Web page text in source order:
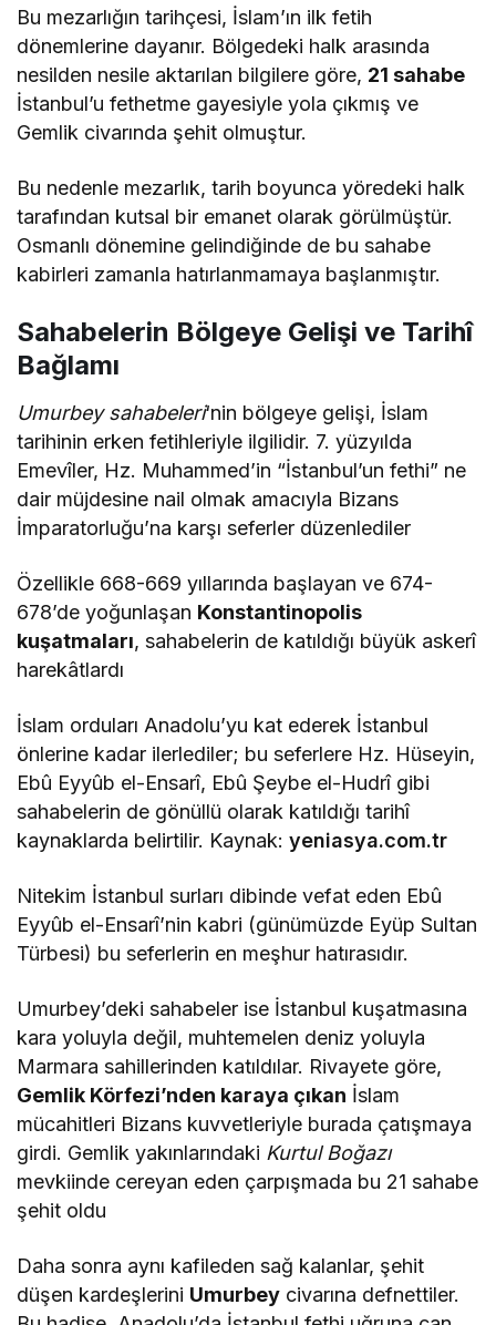
Bu mezarlığın tarihçesi, İslam’ın ilk fetih
dönemlerine dayanır. Bölgedeki halk arasında
nesilden nesile aktarılan bilgilere göre, 21 sahabe
İstanbul’u fethetme gayesiyle yola çıkmış ve
Gemlik civarında şehit olmuştur​.​
Bu nedenle mezarlık, tarih boyunca yöredeki halk
tarafından kutsal bir emanet olarak görülmüştür.
Osmanlı dönemine gelindiğinde de bu sahabe
kabirleri zamanla hatırlanmamaya başlanmıştır.
Sahabelerin Bölgeye Gelişi ve Tarihî
Bağlamı
Umurbey sahabeleri‘nin bölgeye gelişi, İslam
tarihinin erken fetihleriyle ilgilidir. 7. yüzyılda
Emevîler, Hz. Muhammed’in “İstanbul’un fethi” ne
dair müjdesine nail olmak amacıyla Bizans
İmparatorluğu’na karşı seferler düzenlediler​
Özellikle 668-669 yıllarında başlayan ve 674-
678’de yoğunlaşan Konstantinopolis
kuşatmaları, sahabelerin de katıldığı büyük askerî
harekâtlardı​​
İslam orduları Anadolu’yu kat ederek İstanbul
önlerine kadar ilerlediler; bu seferlere Hz. Hüseyin,
Ebû Eyyûb el-Ensarî, Ebû Şeybe el-Hudrî gibi
sahabelerin de gönüllü olarak katıldığı tarihî
kaynaklarda belirtilir​. Kaynak:yeniasya.com.tr
Nitekim İstanbul surları dibinde vefat eden Ebû
Eyyûb el-Ensarî’nin kabri (günümüzde Eyüp Sultan
Türbesi) bu seferlerin en meşhur hatırasıdır.
Umurbey’deki sahabeler ise İstanbul kuşatmasına
kara yoluyla değil, muhtemelen deniz yoluyla
Marmara sahillerinden katıldılar. Rivayete göre,
Gemlik Körfezi’nden karaya çıkan İslam
mücahitleri Bizans kuvvetleriyle burada çatışmaya
girdi. Gemlik yakınlarındaki Kurtul Boğazı
mevkiinde cereyan eden çarpışmada bu 21 sahabe
şehit oldu​
Daha sonra aynı kafileden sağ kalanlar, şehit
düşen kardeşlerini Umurbey civarına defnettiler.